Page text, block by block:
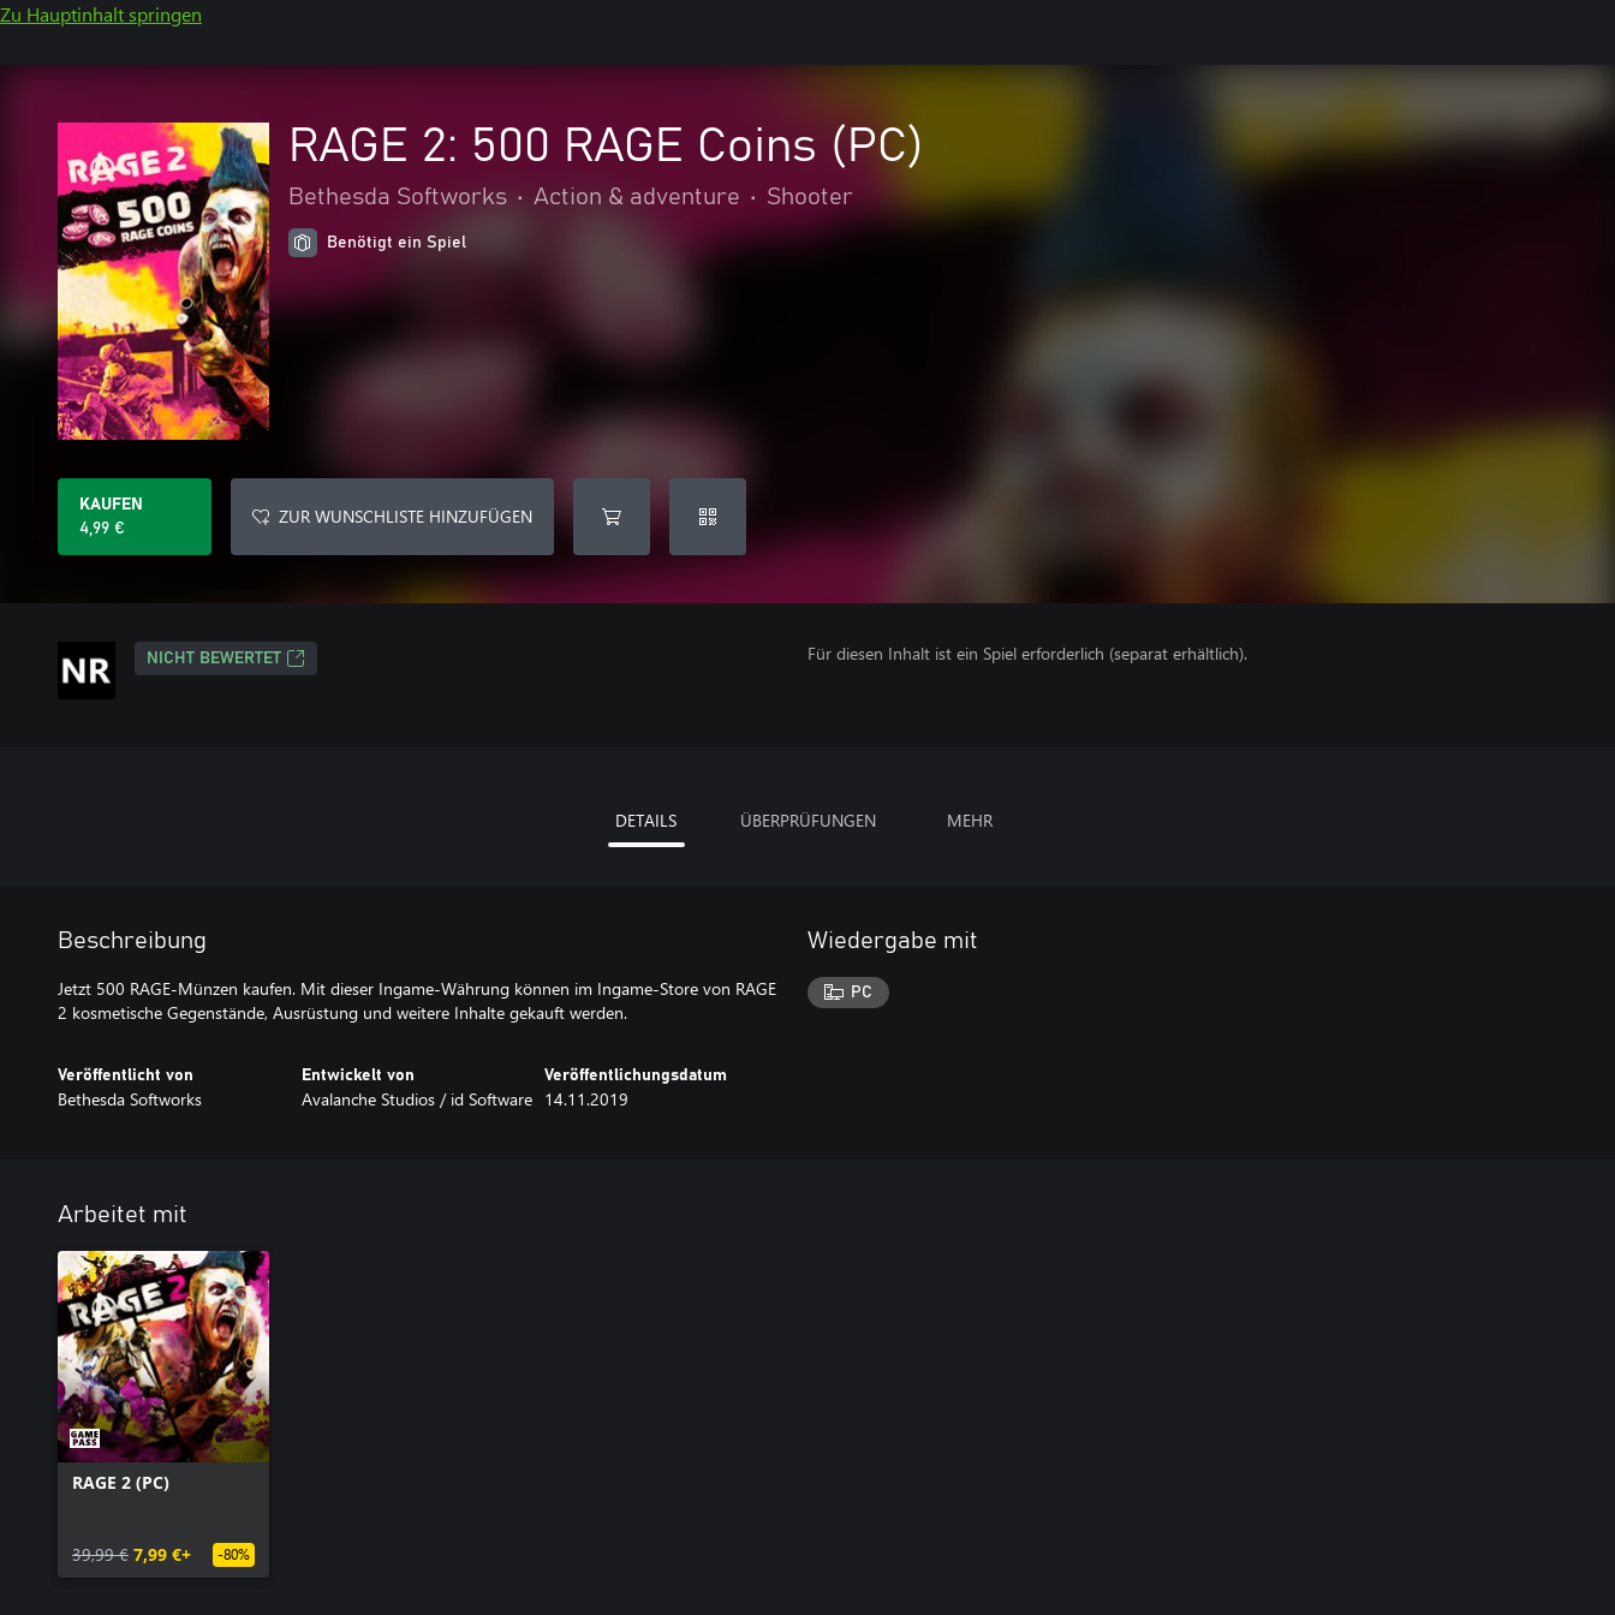
Zu Hauptinhalt springen
RAGE 2: 500 RAGE Coins (PC)
Bethesda Softworks • Action & adventure • Shooter
Benötigt ein Spiel
KAUFEN
4,99 €
ZUR WUNSCHLISTE HINZUFÜGEN
NICHT BEWERTET Für diesen Inhalt ist ein Spiel erforderlich (separat erhältlich).
DETAILS ÜBERPRÜFUNGEN MEHR
Beschreibung
Jetzt 500 RAGE-Münzen kaufen. Mit dieser Ingame-Währung können im Ingame-Store von RAGE
2 kosmetische Gegenstände, Ausrüstung und weitere Inhalte gekauft werden.
Veröffentlicht von
Bethesda Softworks
Entwickelt von
Avalanche Studios / id Software
Veröffentlichungsdatum
14.11.2019
Wiedergabe mit
PC
Arbeitet mit
RAGE 2 (PC)
39,99 € 7,99 €+ -80%